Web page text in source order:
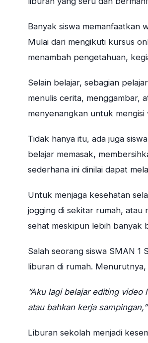
Banyak siswa memanfaatkan
Mulai dari mengikuti kursus
menambah pengetahuan,
Selain belajar, sebagian
menulis cerita, menggambar,
menyenangkan untuk
Tidak hanya itu, ada juga
belajar memasak,
sederhana ini dinilai dapat
Untuk menjaga kesehatan
jogging di sekitar rumah, atau
sehat meskipun lebih banyak
Salah seorang siswa SMAN 1
liburan di rumah.
“Aku lagi belajar editing
atau bahkan kerja sampingan,”
Liburan sekolah menjadi